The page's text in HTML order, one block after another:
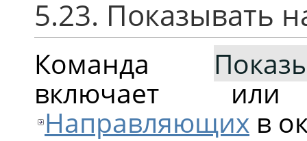
5.23. Показывать
Команда
включает
Направляющих в